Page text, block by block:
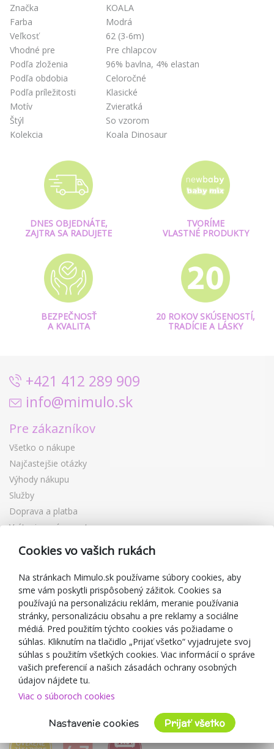
Značka
KOALA
Farba
Modrá
Veľkosť
62 (3-6m)
Vhodné pre
Pre chlapcov
Podľa zloženia
96% bavlna, 4% elastan
Podľa obdobia
Celoročné
Podľa príležitosti
Klasické
Motív
Zvieratká
Štýl
So vzorom
Kolekcia
Koala Dinosaur
DNES OBJEDNÁTE,
ZAJTRA SA RADUJETE
TVORÍME
VLASTNÉ PRODUKTY
BEZPEČNOSŤ
A KVALITA
20 ROKOV SKÚSENOSTÍ,
TRADÍCIE A LÁSKY
+421 412 289 909
info@mimulo.sk
Pre zákazníkov
Všetko o nákupe
Najčastejšie otázky
Výhody nákupu
Služby
Doprava a platba
Vrátenie a výmena tovaru
Reklamácia
Darčekové poukážky
Zľavové kupóny
Blog
O predajcovi
Mimulo.sk
Obchodné podmienky
Ochrana osobných údajov GDPR
Kontakty
Spolupracujeme
Cookies vo vašich rukách
Na stránkach Mimulo.sk používame súbory cookies, aby
sme vám poskytli prispôsobený zážitok. Cookies sa
používajú na personalizáciu reklám, meranie používania
stránky, personalizáciu obsahu a pre reklamy a sociálne
médiá. Pred použitím týchto cookies vás požiadame o
súhlas. Kliknutím na tlačidlo „Prijať všetko“ vyjadrujete svoj
súhlas s použitím všetkých cookies. Viac informácií o správe
vašich preferencií a našich zásadách ochrany osobných
údajov nájdete tu.
Viac o súboroch cookies
Nastavenie cookies Prijať všetko